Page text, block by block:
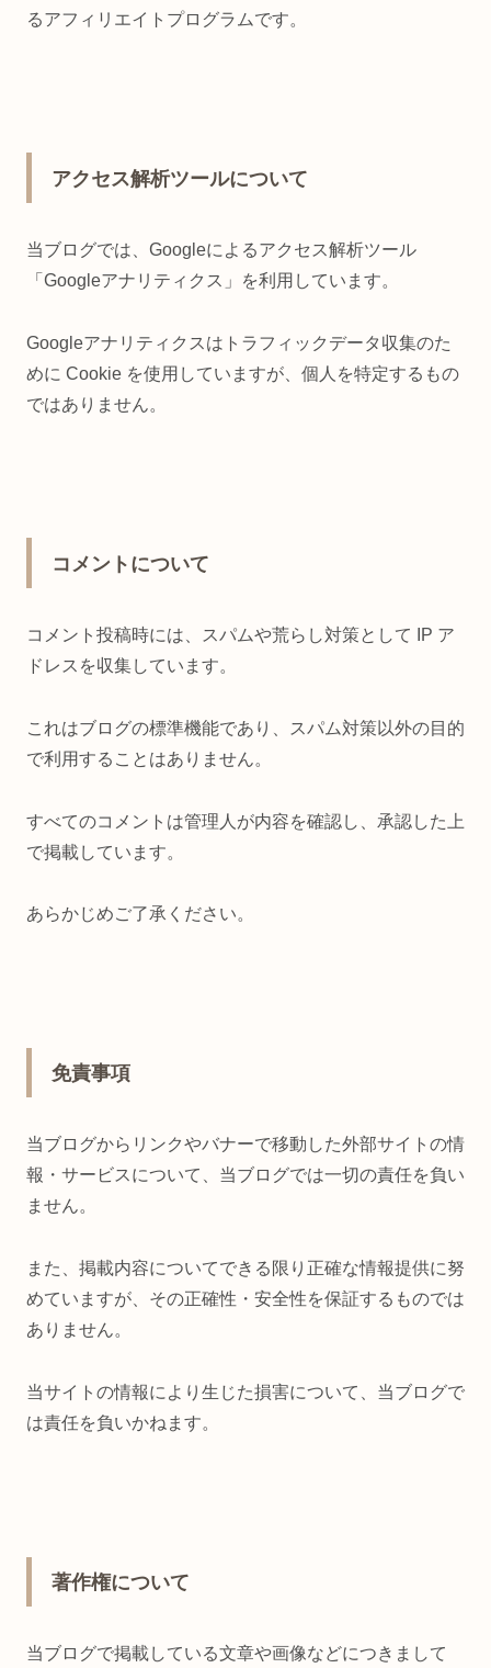
るアフィリエイトプログラムです。
アクセス解析ツールについて
当ブログでは、Googleによるアクセス解析ツール
「Googleアナリティクス」を利用しています。
Googleアナリティクスはトラフィックデータ収集のた
めに Cookie を使用していますが、個人を特定するもの
ではありません。
コメントについて
コメント投稿時には、スパムや荒らし対策として IP ア
ドレスを収集しています。
これはブログの標準機能であり、スパム対策以外の目的
で利用することはありません。
すべてのコメントは管理人が内容を確認し、承認した上
で掲載しています。
あらかじめご了承ください。
免責事項
当ブログからリンクやバナーで移動した外部サイトの情
報・サービスについて、当ブログでは一切の責任を負い
ません。
また、掲載内容についてできる限り正確な情報提供に努
めていますが、その正確性・安全性を保証するものでは
ありません。
当サイトの情報により生じた損害について、当ブログで
は責任を負いかねます。
著作権について
当ブログで掲載している文章や画像などにつきまして